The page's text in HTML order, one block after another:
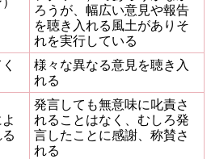
ろうが、幅広い意見や報告
を聴き入れる風土がありそ
れを実行している
様々な異なる意見を聴き入
れる
発言しても無意味に叱責さ
れることはなく、むしろ発
言したことに感謝、称賛さ
れる